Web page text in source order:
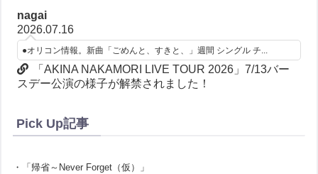
nagai
2026.07.16
●オリコン情報。新曲「ごめんと、すきと、」週間 シングル チ...
「AKINA NAKAMORI LIVE TOUR 2026」7/13バー
スデー公演の様子が解禁されました！
Pick Up記事
・「帰省～Never Forget（仮）」